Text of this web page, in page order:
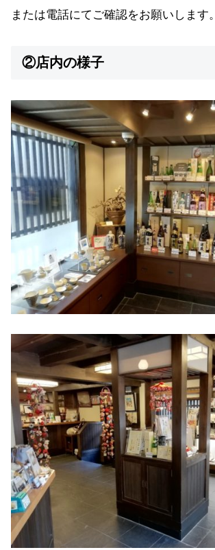
または電話にてご確認をお願いします。
②店内の様子